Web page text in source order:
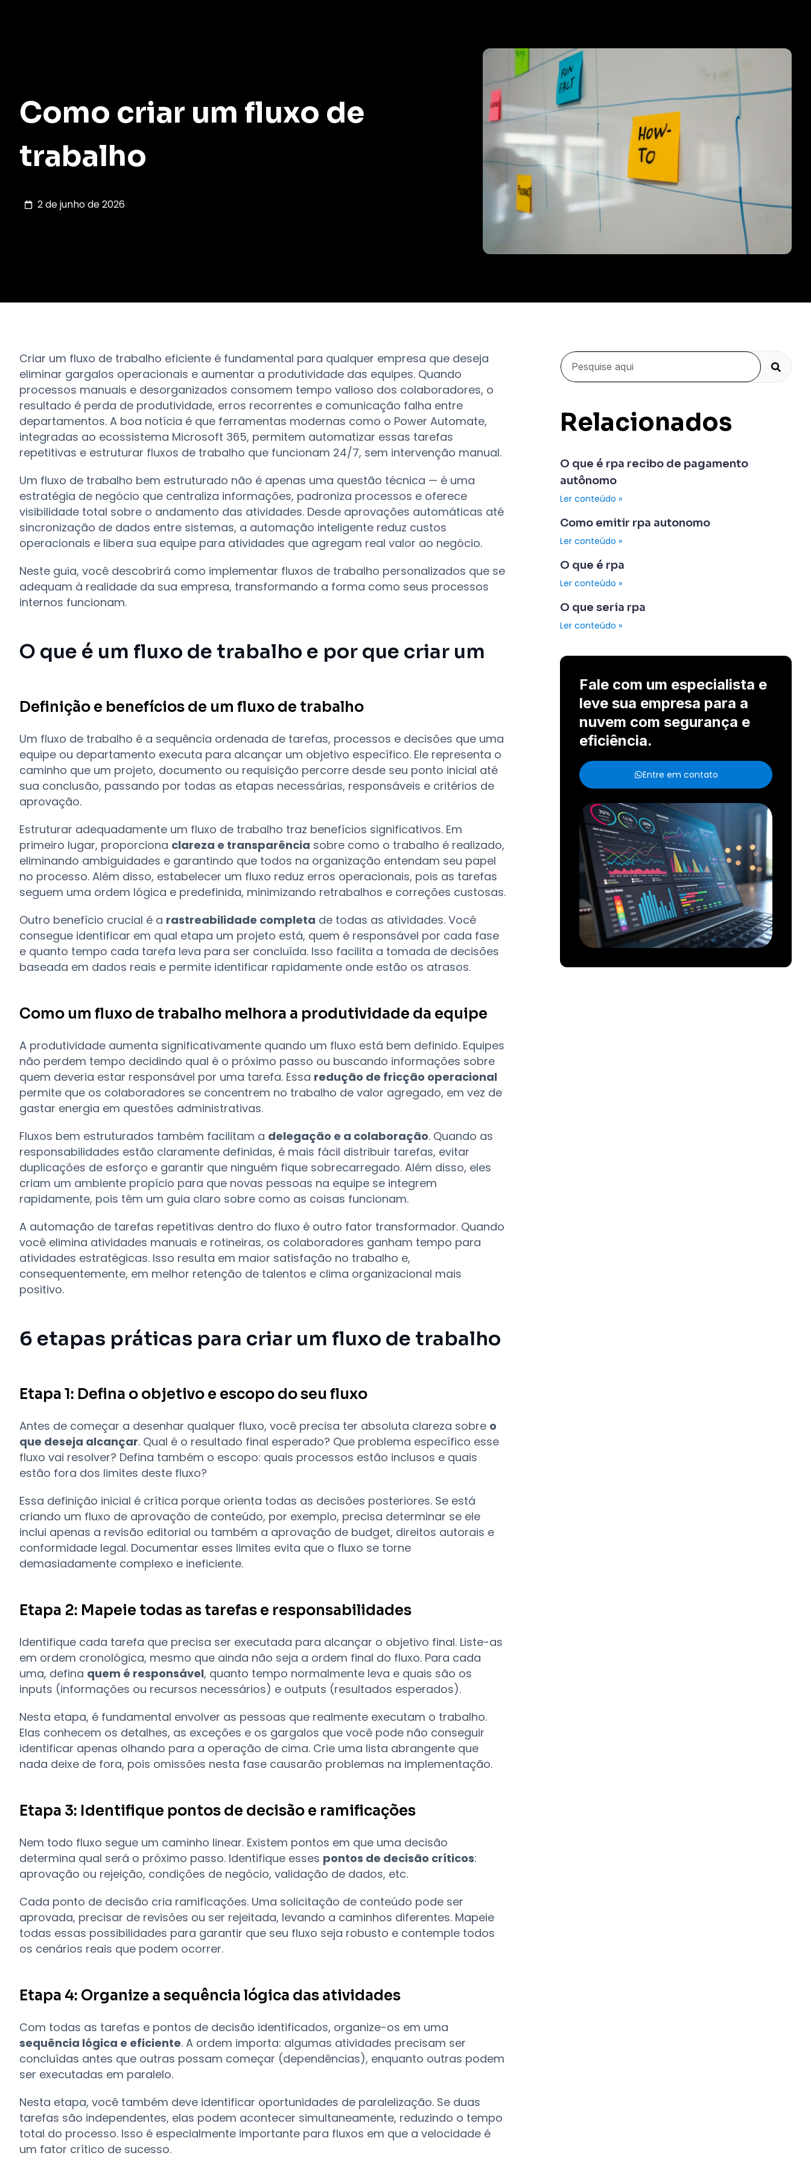
Como criar um fluxo de
trabalho
2 de junho de 2026
Criar um fluxo de trabalho eficiente é fundamental para qualquer empresa que deseja
eliminar gargalos operacionais e aumentar a produtividade das equipes. Quando
processos manuais e desorganizados consomem tempo valioso dos colaboradores, o
resultado é perda de produtividade, erros recorrentes e comunicação falha entre
departamentos. A boa notícia é que ferramentas modernas como o Power Automate,
integradas ao ecossistema Microsoft 365, permitem automatizar essas tarefas
repetitivas e estruturar fluxos de trabalho que funcionam 24/7, sem intervenção manual.
Um fluxo de trabalho bem estruturado não é apenas uma questão técnica — é uma
estratégia de negócio que centraliza informações, padroniza processos e oferece
visibilidade total sobre o andamento das atividades. Desde aprovações automáticas até
sincronização de dados entre sistemas, a automação inteligente reduz custos
operacionais e libera sua equipe para atividades que agregam real valor ao negócio.
Neste guia, você descobrirá como implementar fluxos de trabalho personalizados que se
adequam à realidade da sua empresa, transformando a forma como seus processos
internos funcionam.
O que é um fluxo de trabalho e por que criar um
Definição e benefícios de um fluxo de trabalho
Um fluxo de trabalho é a sequência ordenada de tarefas, processos e decisões que uma
equipe ou departamento executa para alcançar um objetivo específico. Ele representa o
caminho que um projeto, documento ou requisição percorre desde seu ponto inicial até
sua conclusão, passando por todas as etapas necessárias, responsáveis e critérios de
aprovação.
Estruturar adequadamente um fluxo de trabalho traz benefícios significativos. Em
primeiro lugar, proporciona clareza e transparência sobre como o trabalho é realizado,
eliminando ambiguidades e garantindo que todos na organização entendam seu papel
no processo. Além disso, estabelecer um fluxo reduz erros operacionais, pois as tarefas
seguem uma ordem lógica e predefinida, minimizando retrabalhos e correções custosas.
Outro benefício crucial é a rastreabilidade completa de todas as atividades. Você
consegue identificar em qual etapa um projeto está, quem é responsável por cada fase
e quanto tempo cada tarefa leva para ser concluída. Isso facilita a tomada de decisões
baseada em dados reais e permite identificar rapidamente onde estão os atrasos.
Como um fluxo de trabalho melhora a produtividade da equipe
A produtividade aumenta significativamente quando um fluxo está bem definido. Equipes
não perdem tempo decidindo qual é o próximo passo ou buscando informações sobre
quem deveria estar responsável por uma tarefa. Essa redução de fricção operacional
permite que os colaboradores se concentrem no trabalho de valor agregado, em vez de
gastar energia em questões administrativas.
Fluxos bem estruturados também facilitam a delegação e a colaboração. Quando as
responsabilidades estão claramente definidas, é mais fácil distribuir tarefas, evitar
duplicações de esforço e garantir que ninguém fique sobrecarregado. Além disso, eles
criam um ambiente propício para que novas pessoas na equipe se integrem
rapidamente, pois têm um guia claro sobre como as coisas funcionam.
A automação de tarefas repetitivas dentro do fluxo é outro fator transformador. Quando
você elimina atividades manuais e rotineiras, os colaboradores ganham tempo para
atividades estratégicas. Isso resulta em maior satisfação no trabalho e,
consequentemente, em melhor retenção de talentos e clima organizacional mais
positivo.
6 etapas práticas para criar um fluxo de trabalho
Etapa 1: Defina o objetivo e escopo do seu fluxo
Antes de começar a desenhar qualquer fluxo, você precisa ter absoluta clareza sobre o
que deseja alcançar. Qual é o resultado final esperado? Que problema específico esse
fluxo vai resolver? Defina também o escopo: quais processos estão inclusos e quais
estão fora dos limites deste fluxo?
Essa definição inicial é crítica porque orienta todas as decisões posteriores. Se está
criando um fluxo de aprovação de conteúdo, por exemplo, precisa determinar se ele
inclui apenas a revisão editorial ou também a aprovação de budget, direitos autorais e
conformidade legal. Documentar esses limites evita que o fluxo se torne
demasiadamente complexo e ineficiente.
Etapa 2: Mapeie todas as tarefas e responsabilidades
Identifique cada tarefa que precisa ser executada para alcançar o objetivo final. Liste-as
em ordem cronológica, mesmo que ainda não seja a ordem final do fluxo. Para cada
uma, defina quem é responsável, quanto tempo normalmente leva e quais são os
inputs (informações ou recursos necessários) e outputs (resultados esperados).
Nesta etapa, é fundamental envolver as pessoas que realmente executam o trabalho.
Elas conhecem os detalhes, as exceções e os gargalos que você pode não conseguir
identificar apenas olhando para a operação de cima. Crie uma lista abrangente que
nada deixe de fora, pois omissões nesta fase causarão problemas na implementação.
Etapa 3: Identifique pontos de decisão e ramificações
Nem todo fluxo segue um caminho linear. Existem pontos em que uma decisão
determina qual será o próximo passo. Identifique esses pontos de decisão críticos:
aprovação ou rejeição, condições de negócio, validação de dados, etc.
Cada ponto de decisão cria ramificações. Uma solicitação de conteúdo pode ser
aprovada, precisar de revisões ou ser rejeitada, levando a caminhos diferentes. Mapeie
todas essas possibilidades para garantir que seu fluxo seja robusto e contemple todos
os cenários reais que podem ocorrer.
Etapa 4: Organize a sequência lógica das atividades
Com todas as tarefas e pontos de decisão identificados, organize-os em uma
sequência lógica e eficiente. A ordem importa: algumas atividades precisam ser
concluídas antes que outras possam começar (dependências), enquanto outras podem
ser executadas em paralelo.
Nesta etapa, você também deve identificar oportunidades de paralelização. Se duas
tarefas são independentes, elas podem acontecer simultaneamente, reduzindo o tempo
total do processo. Isso é especialmente importante para fluxos em que a velocidade é
um fator crítico de sucesso.
Relacionados
O que é rpa recibo de pagamento
autônomo
Ler conteúdo »
Como emitir rpa autonomo
Ler conteúdo »
O que é rpa
Ler conteúdo »
O que seria rpa
Ler conteúdo »
Fale com um especialista e
leve sua empresa para a
nuvem com segurança e
eficiência.
Entre em contato